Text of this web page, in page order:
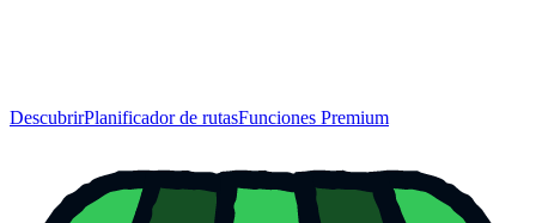
DescubrirPlanificador de rutasFunciones Premium